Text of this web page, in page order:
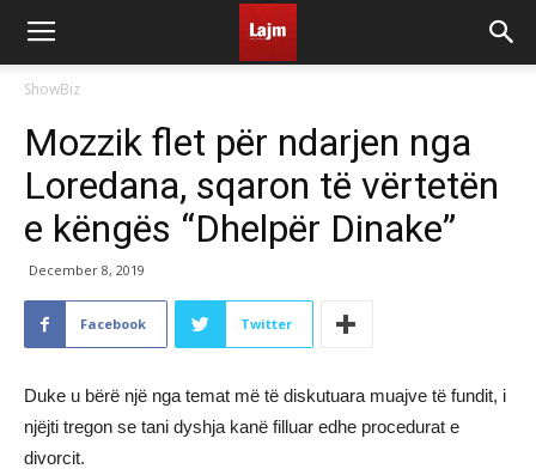
ShowBiz
Mozzik flet për ndarjen nga
Loredana, sqaron të vërtetën
e këngës “Dhelpër Dinake”
December 8, 2019
Facebook Twitter
Duke u bërë një nga temat më të diskutuara muajve të fundit, i
njëjti tregon se tani dyshja kanë filluar edhe procedurat e
divorcit.